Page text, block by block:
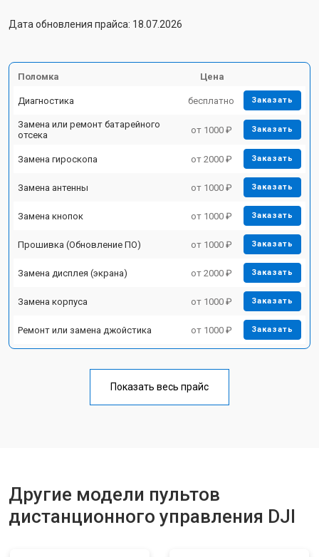
Дата обновления прайса: 18.07.2026
Поломка Цена
Диагностика бесплатно Заказать
Замена или ремонт батарейного
отсека
от 1000 ₽ Заказать
Замена гироскопа от 2000 ₽ Заказать
Замена антенны от 1000 ₽ Заказать
Замена кнопок от 1000 ₽ Заказать
Прошивка (Обновление ПО) от 1000 ₽ Заказать
Замена дисплея (экрана) от 2000 ₽ Заказать
Замена корпуса от 1000 ₽ Заказать
Ремонт или замена джойстика от 1000 ₽ Заказать
Показать весь прайс
Другие модели пультов
дистанционного управления DJI